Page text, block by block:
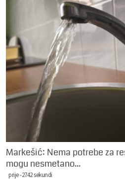
Markešić: Nema potrebe za
mogu nesmetano...
prije -2742 sekundi